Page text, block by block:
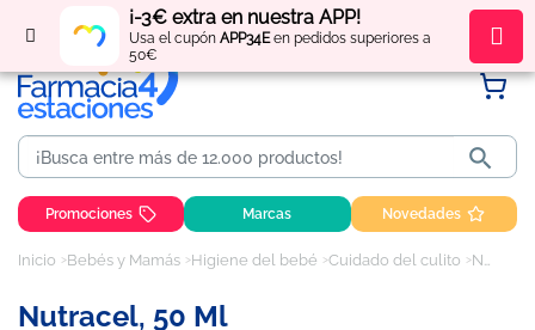
¡-3€ extra en nuestra APP!
Usa el cupón APP34Een pedidos superiores a
50€
Regístratey obténpuntos por tus compras

Promociones Marcas Novedades
Inicio Bebés y Mamás Higiene del bebé Cuidado del culito Nutracel, 50 ml
Nutracel, 50 Ml